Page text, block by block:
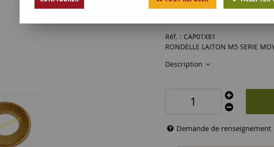
0,25€HT
Réf. : CAP01X81
RONDELLE LAITON M5 SERIE
Description
Demande de renseignement